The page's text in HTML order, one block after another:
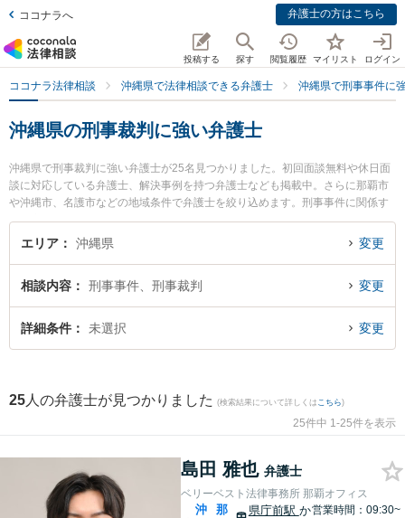
ココナラへ 弁護士の方はこちら
投稿する 探す 閲覧履歴 マイリスト ログイン
ココナラ法律相談 沖縄県で法律相談できる弁護士 沖縄県で刑事事件に
沖縄県の刑事裁判に強い弁護士
沖縄県で刑事裁判に強い弁護士が25名見つかりました。初回面談無料や休日面
談に対応している弁護士、解決事例を持つ弁護士なども掲載中。さらに那覇市
や沖縄市、名護市などの地域条件で弁護士を絞り込めます。刑事事件に関係す
る加害者側や少年犯罪、再犯・前科あり等の細かな分野での絞り込み検索もで
き便利です。特にベリーベスト法律事務所 那覇オフィスの島田 雅也弁護士やネ
います。『沖縄県で土日や夜間に発生した刑事裁判のトラブルを今すぐに弁護
士に相談したい』『刑事裁判のトラブル解決の実績豊富な近くの弁護士を検索
したい』『初回相談無料で刑事裁判を法律相談できる沖縄県内の弁護士に相談
エリア 沖縄県 変更
相談内容 刑事事件、刑事裁判 変更
詳細条件 未選択 変更
25 人の弁護士が見つかりました (検索結果について詳しくは こちら)
25件中 1-25件を表示
島田 雅也 弁護士
ベリーベスト法律事務所 那覇オフィス
沖
那
県庁前駅 か営業時間：09:30~